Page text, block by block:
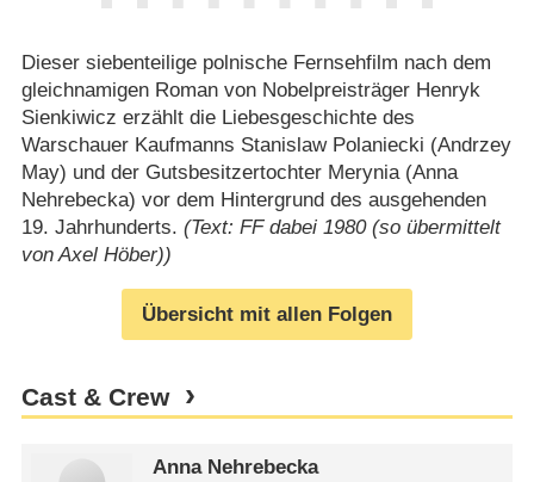
Dieser siebenteilige polnische Fernsehfilm nach dem
gleichnamigen Roman von Nobelpreisträger Henryk
Sienkiwicz erzählt die Liebesgeschichte des
Warschauer Kaufmanns Stanislaw Polaniecki (Andrzey
May) und der Gutsbesitzertochter Merynia (Anna
Nehrebecka) vor dem Hintergrund des ausgehenden
19. Jahrhunderts. (Text: FF dabei 1980 (so übermittelt
von Axel Höber))
Übersicht mit allen Folgen
Cast & Crew
Anna Nehrebecka